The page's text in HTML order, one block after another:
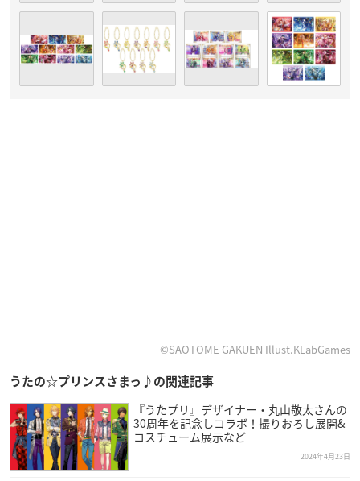
©SAOTOME GAKUEN Illust.KLabGames
うたの☆プリンスさまっ♪の関連記事
『うたプリ』デザイナー・丸山敬太さんの
30周年を記念しコラボ！撮りおろし展開&
コスチューム展示など
2024年4月23日